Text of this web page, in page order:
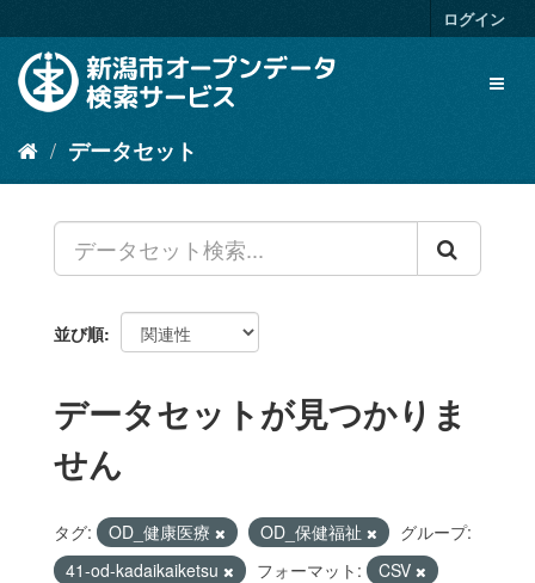
キ
容
ログイン
データセット
並び順
データセットが見つかりま
せん
タグ: OD_健康医療 OD_保健福祉
グループ:
41-od-kadaikaiketsu
フォーマット:
CSV